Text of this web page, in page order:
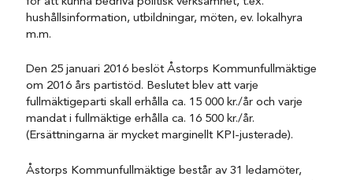
hushållsinformation, utbildningar, möten, ev. lokalhyra
m.m.
Den 25 januari 2016 beslöt Åstorps Kommunfullmäktige
om 2016 års partistöd. Beslutet blev att varje
fullmäktigeparti skall erhålla ca. 15 000 kr./år och varje
mandat i fullmäktige erhålla ca. 16 500 kr./år.
(Ersättningarna är mycket marginellt KPI-justerade).
Åstorps Kommunfullmäktige består av 31 ledamöter,